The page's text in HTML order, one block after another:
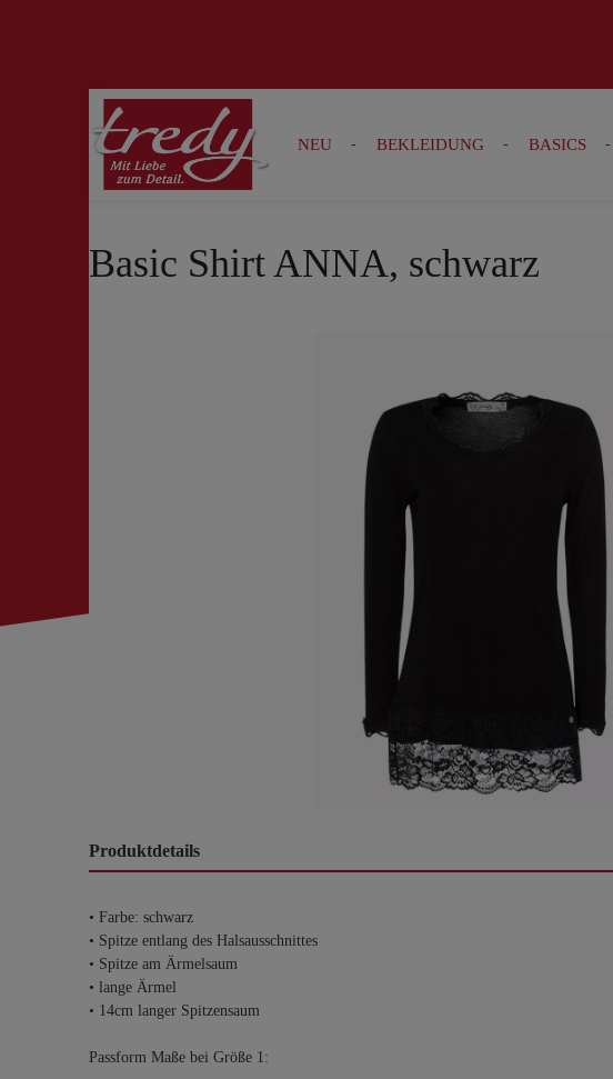
Zur Suche springen Zur Hauptnavigation springen
NEU BEKLEIDUNG BASICS
Basic Shirt ANNA, schwarz
Produktdetails
• Farbe: schwarz
• Spitze entlang des Halsausschnittes
• Spitze am Ärmelsaum
• lange Ärmel
• 14cm langer Spitzensaum
Passform Maße bei Größe 1: